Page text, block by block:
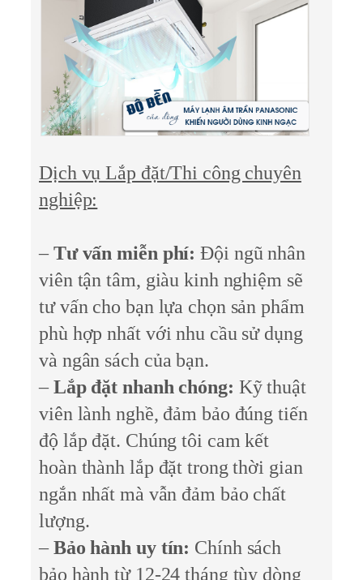
Dịch vụ Lắp đặt/Thi công chuyên
nghiệp:
– Tư vấn miễn phí: Đội ngũ nhân
viên tận tâm, giàu kinh nghiệm sẽ
tư vấn cho bạn lựa chọn sản phẩm
phù hợp nhất với nhu cầu sử dụng
và ngân sách của bạn.
– Lắp đặt nhanh chóng: Kỹ thuật
viên lành nghề, đảm bảo đúng tiến
độ lắp đặt. Chúng tôi cam kết
hoàn thành lắp đặt trong thời gian
ngắn nhất mà vẫn đảm bảo chất
lượng.
– Bảo hành uy tín: Chính sách
bảo hành từ 12-24 tháng tùy dòng